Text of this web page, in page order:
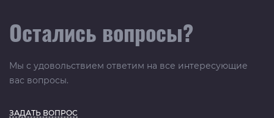
Остались вопросы?
Мы с удовольствием ответим на все интересующие
вас вопросы.
ЗАДАТЬ ВОПРОС